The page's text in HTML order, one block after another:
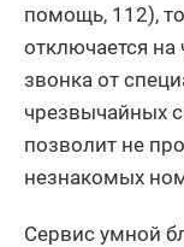
помощь, 112),
отключается на
звонка от
чрезвычайных
позволит не
незнакомых
Сервис умной